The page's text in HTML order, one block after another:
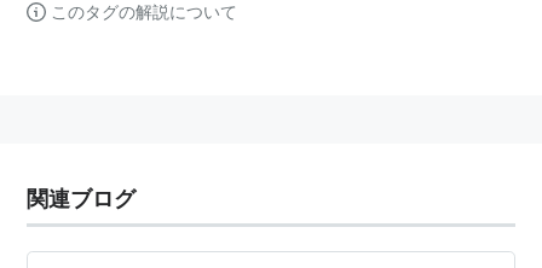
このタグの解説について
関連ブログ